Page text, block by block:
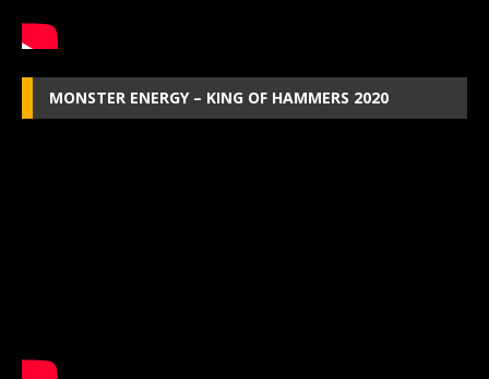
MONSTER ENERGY – KING OF HAMMERS 2020